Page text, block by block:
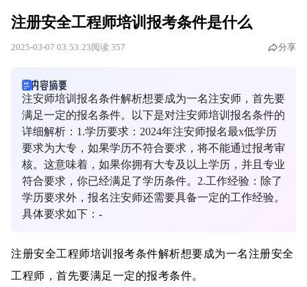
注册安全工程师培训报考条件是什么
2025-03-07 03:53:23阅读 357 分享
注安师培训报名条件解析想要成为一名注安师，首先要
满足一定的报名条件。以下是对注安师培训报名条件的
详细解析：1.学历要求：2024年注安师报名最x低学历
要求为大专，如果学历不符合要求，将不能通过报考审
核。这意味着，如果你拥有大专及以上学历，并且专业
符合要求，你已经满足了学历条件。2.工作经验：除了
学历要求外，报名注安师还需要具备一定的工作经验。
具体要求如下：-
注册安全工程师培训报考条件解析想要成为一名注册安全
工程师，首先要满足一定的报考条件。